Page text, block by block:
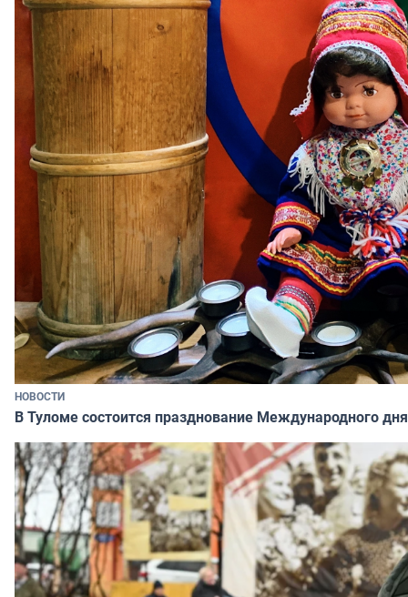
НОВОСТИ
В Туломе состоится празднование Международного